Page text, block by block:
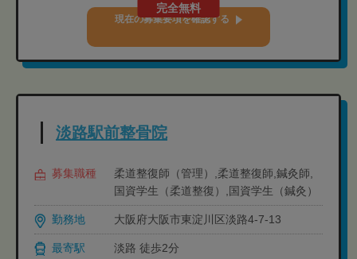
完全無料
現在の募集要項を確認する
淡路駅前整骨院
募集職種
柔道整復師（管理）,柔道整復師,鍼灸師,
国資学生（柔道整復）,国資学生（鍼灸）
勤務地 大阪府大阪市東淀川区淡路4-7-13
最寄駅 淡路 徒歩2分